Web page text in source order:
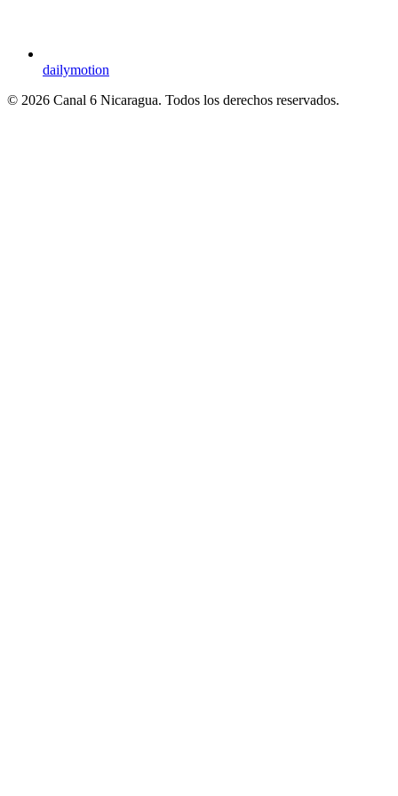
dailymotion
© 2026 Canal 6 Nicaragua. Todos los derechos reservados.